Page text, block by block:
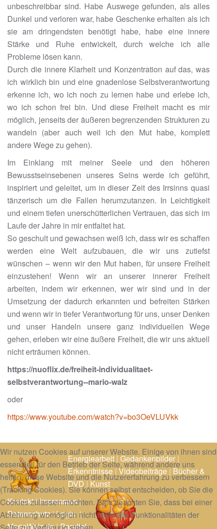
unbeschreibbar sind. Habe Auswege gefunden, als alles
Dunkel und verloren war, habe Geschenke erhalten als ich
sie am dringendsten benötigt habe, habe eine innere
Stärke und Ruhe entwickelt, durch welche ich alle
Probleme lösen kann.
Durch die innere Klarheit und Konzentration auf das, was
ich wirklich bin und eine gnadenlose Selbstverantwortung
erkenne ich, wo ich noch zu lernen habe und erlebe ich,
wo ich schon frei bin. Und diese Freiheit macht es mir
möglich, jenseits der äußeren begrenzenden Strukturen zu
wandeln (aber auch weil ich den Mut habe, komplett
andere Wege zu gehen).
Im Einklang mit meiner Seele und den höheren
Bewusstseinsebenen unseres Seins werde ich geführt,
inspiriert und geleitet, um in dieser Zeit des Irrsinns quasi
tänzerisch um die Fallen herumzutanzen. In Leichtigkeit
und einem tiefen unerschütterlichen Vertrauen, das sich im
Laufe der Jahre in mir entfaltet hat.
So geschult und gewachsen weiß ich, dass wir es schaffen
werden eine Welt aufzubauen, die wir uns zutiefst
wünschen – wenn wir den Mut haben, für unsere Freiheit
einzustehen! Wenn wir an unserer innerer Freiheit
arbeiten, indem wir erkennen, wer wir sind und in der
Umsetzung der dadurch erkannten und befreiten Stärken
und wenn wir in tiefer Verantwortung für uns, unser Denken
und unser Handeln unsere ganz individuellen Wege
gehen, erleben wir eine äußere Freiheit, die wir uns aktuell
nicht erträumen können.
https://nuoflix.de/freiheit-individualitaet-
selbstverantwortung--mario-walz
oder
https://www.youtube.com/watch?v=bo3OeVLUVkk
Energiearbeit|Gedankenbilder|
Erkenntnisse|Videobeiträge|Bücher &
DVD|Kunst
Kontakt|Impressum|
Datenschutz|Login|
MarioWalz.de|Parallel-
Wir nutzen Cookies auf unserer Website. Einige von ihnen sind
essenziell für den Betrieb der Seite, während andere uns
helfen, diese Website und die Nutzererfahrung zu verbessern
(Tracking Cookies). Sie können selbst entscheiden, ob Sie die
Cookies zulassen möchten. Bitte beachten Sie, dass bei einer
Ablehnung womöglich nicht mehr alle Funktionalitäten der